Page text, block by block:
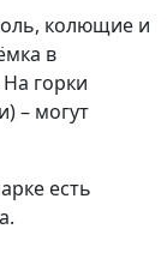
колющие и
в
горки
– могут
есть